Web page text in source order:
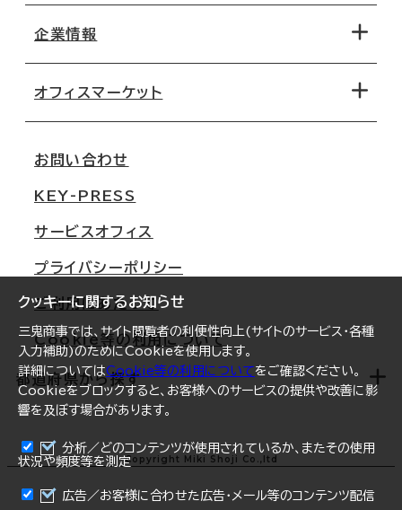
まとめて資料請求
クッキーに関するお知らせ
三鬼商事では、サイト閲覧者の利便性向上(サイトのサービス・各種
入力補助)のためにCookieを使用します。
詳細についてはCookie等の利用についてをご確認ください。
Cookieをブロックすると、お客様へのサービスの提供や改善に影
響を及ぼす場合があります。
分析／どのコンテンツが使用されているか、またその使用
状況や頻度等を測定
広告／お客様に合わせた広告・メール等のコンテンツ配信
地図から探す
路線・駅から探す
移転コストシミュレーション
移転スケジュール
オフィス移転Q&A
企業情報
オフィスマーケット
大阪
名古屋
札幌
仙台
横浜
福岡
オフィスリポート
ログイン
お問い合わせ
KEY-PRESS
サービスオフィス
プライバシーポリシー
ご利用にあたって
Cookie等の利用について
都道府県から探す
北海道
青森県
Copyright Miki Shoji Co.,ltd